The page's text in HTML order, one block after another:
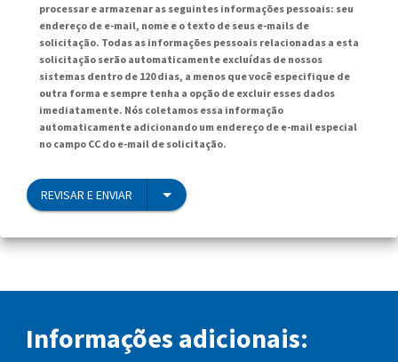
processar e armazenar as seguintes informações pessoais: seu
endereço de e-mail, nome e o texto de seus e-mails de
solicitação. Todas as informações pessoais relacionadas a esta
solicitação serão automaticamente excluídas de nossos
sistemas dentro de 120 dias, a menos que você especifique de
outra forma e sempre tenha a opção de excluir esses dados
imediatamente. Nós coletamos essa informação
automaticamente adicionando um endereço de e-mail especial
no campo CC do e-mail de solicitação.
REVISAR E ENVIAR
Informações adicionais: